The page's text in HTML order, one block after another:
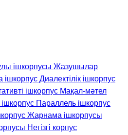
ішкорпусы Жазушылар
ішкорпус Диалектілік ішкорпус
ішкорпус Мақал-мәтел
Параллель ішкорпус
Жарнама ішкорпусы
Негізгі корпус